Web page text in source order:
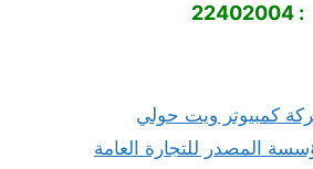
: 22402004
كمبيوتر ويت حولي
المصدر للتجارة العامة